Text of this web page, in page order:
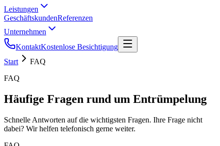
Leistungen
GeschäftskundenReferenzen
Unternehmen
KontaktKostenlose Besichtigung
Start
FAQ
FAQ
Häufige Fragen rund um Entrümpelung
Schnelle Antworten auf die wichtigsten Fragen. Ihre Frage nicht
dabei? Wir helfen telefonisch gerne weiter.